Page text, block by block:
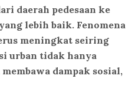
daerah pedesaan ke
lebih baik. Fenomena
meningkat seiring
urban tidak hanya
dampak sosial,